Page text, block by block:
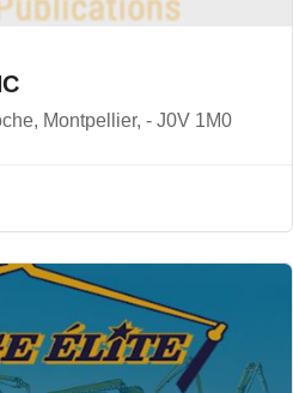
Montpellier, - J0V 1M0